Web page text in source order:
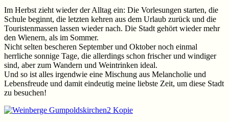
Im Herbst zieht wieder der Alltag ein: Die Vorlesungen starten, die
Schule beginnt, die letzten kehren aus dem Urlaub zurück und die
Touristenmassen lassen wieder nach. Die Stadt gehört wieder mehr
den Wienern, als im Sommer.
Nicht selten bescheren September und Oktober noch einmal
herrliche sonnige Tage, die allerdings schon frischer und windiger
sind, aber zum Wandern und Weintrinken ideal.
Und so ist alles irgendwie eine Mischung aus Melancholie und
Lebensfreude und damit eindeutig meine liebste Zeit, um diese Stadt
zu besuchen!